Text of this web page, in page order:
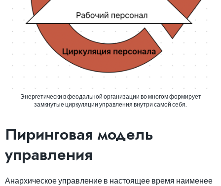
Энергетически в феодальной организации во многом формирует
замкнутые циркуляции управления внутри самой себя.
Пиринговая модель
управления
Анархическое управление в настоящее время наименее